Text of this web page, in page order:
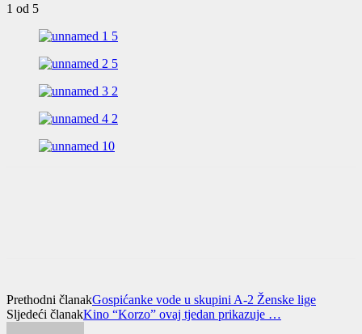
1 od 5
Prethodni članakGospićanke vode u skupini A-2 Ženske lige
Sljedeći članakKino “Korzo” ovaj tjedan prikazuje …